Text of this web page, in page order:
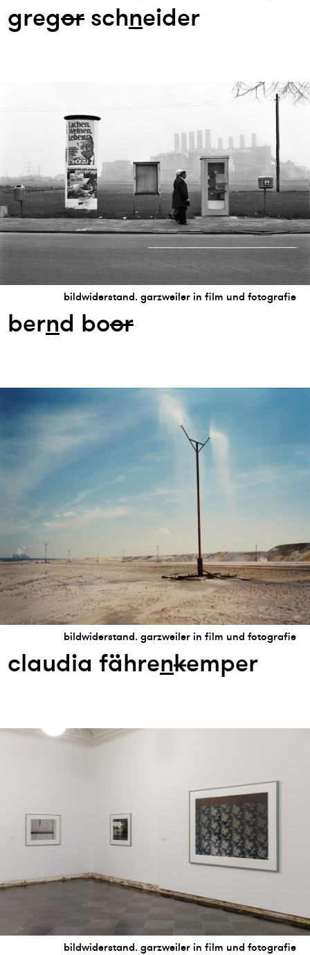
gregorschneider
bildwiderstand. garzweiler in film und fotografie
bernd boor
bildwiderstand. garzweiler in film und fotografie
claudia fährenkemper
bildwiderstand. garzweiler in film und fotografie